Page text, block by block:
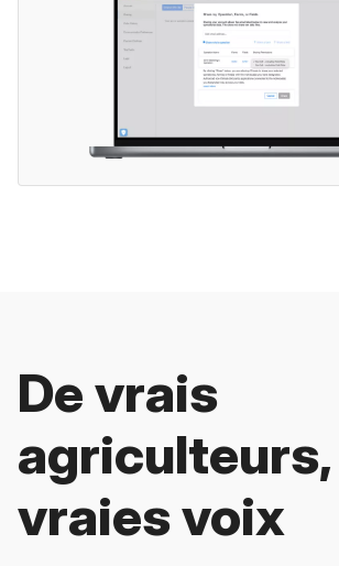
De vrais
agriculteurs,
vraies voix